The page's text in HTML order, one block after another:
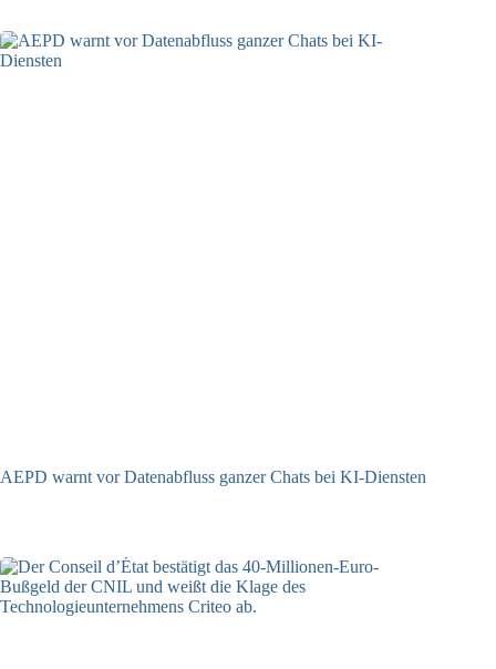
AEPD warnt vor Datenabfluss ganzer Chats bei KI-Diensten